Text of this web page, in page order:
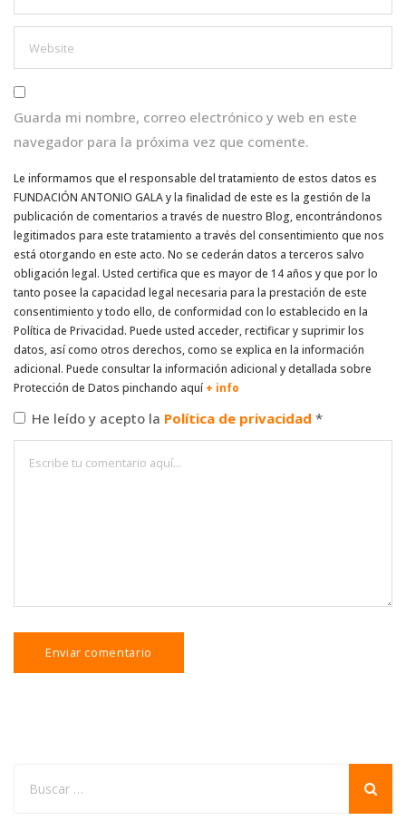
Guarda mi nombre, correo electrónico y web en este
navegador para la próxima vez que comente.
Le informamos que el responsable del tratamiento de estos datos es
FUNDACIÓN ANTONIO GALA y la finalidad de este es la gestión de la
publicación de comentarios a través de nuestro Blog, encontrándonos
legitimados para este tratamiento a través del consentimiento que nos
está otorgando en este acto. No se cederán datos a terceros salvo
obligación legal. Usted certifica que es mayor de 14 años y que por lo
tanto posee la capacidad legal necesaria para la prestación de este
consentimiento y todo ello, de conformidad con lo establecido en la
Política de Privacidad. Puede usted acceder, rectificar y suprimir los
datos, así como otros derechos, como se explica en la información
adicional. Puede consultar la información adicional y detallada sobre
Protección de Datos pinchando aquí + info
He leído y acepto la Política de privacidad *